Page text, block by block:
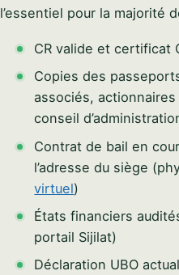
l’essentiel pour la majorité
CR valide et certificat
Copies des
associés,
conseil
Contrat de bail en
l’adresse du siège
virtuel)
États financiers
portail Sijilat)
Déclaration UBO